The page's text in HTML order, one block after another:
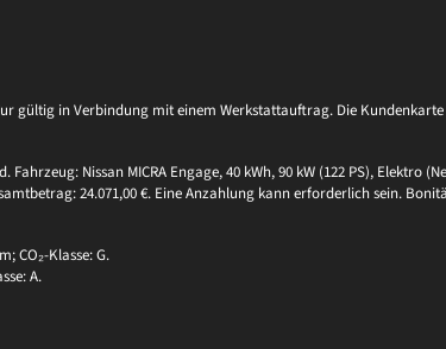
gültig in Verbindung mit einem Werkstattauftrag. Die
Nissan MICRA Engage, 40 kWh, 90 kW (122 PS), Elektro
24.071,00 €. Eine Anzahlung kann erforderlich sein.
CO₂-Klasse: G.
A.